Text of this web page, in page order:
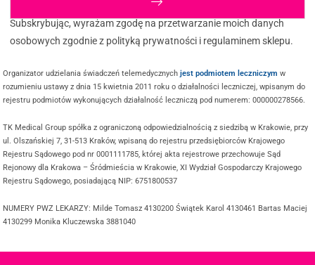
Subskrybując, wyrażam zgodę na przetwarzanie moich danych
osobowych zgodnie z polityką prywatności i regulaminem sklepu.
Organizator udzielania świadczeń telemedycznychjest podmiotem leczniczym w
rozumieniu ustawy z dnia 15 kwietnia 2011 roku o działalności leczniczej, wpisanym do
rejestru podmiotów wykonujących działalność leczniczą pod numerem: 000000278566.
TK Medical Group spółka z ograniczoną odpowiedzialnością z siedzibą w Krakowie, przy
ul. Olszańskiej 7, 31-513 Kraków, wpisaną do rejestru przedsiębiorców Krajowego
Rejestru Sądowego pod nr 0001111785, której akta rejestrowe przechowuje Sąd
Rejonowy dla Krakowa – Śródmieścia w Krakowie, XI Wydział Gospodarczy Krajowego
Rejestru Sądowego, posiadającą NIP: 6751800537
NUMERY PWZ LEKARZY: Milde Tomasz 4130200 Świątek Karol 4130461 Bartas Maciej
4130299 Monika Kluczewska 3881040